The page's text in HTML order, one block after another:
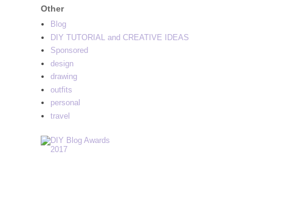
Other
Blog
DIY TUTORIAL and CREATIVE IDEAS
Sponsored
design
drawing
outfits
personal
travel